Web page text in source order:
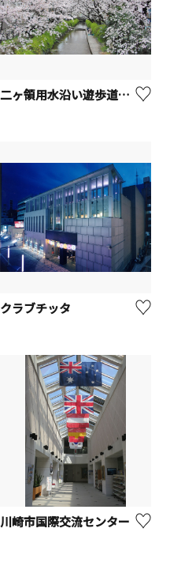
二ヶ領用水沿い遊歩道【川崎市】
クラブチッタ
川崎市国際交流センター